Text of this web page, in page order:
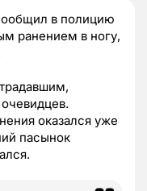
в полицию
ранением в ногу,
оказался уже
пасынок